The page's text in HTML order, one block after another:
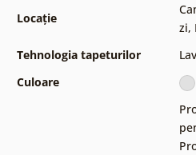
Locație
zi,
Tehnologia tapeturilor
Culoare